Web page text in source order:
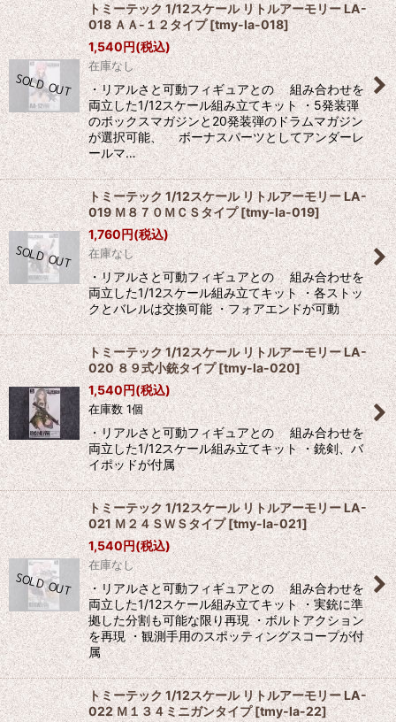
トミーテック 1/12スケール リトルアーモリー LA-
018 ＡＡ-１２タイプ [tmy-la-018]
1,540円(税込)
在庫なし
・リアルさと可動フィギュアとの 組み合わせを
両立した1/12スケール組み立てキット ・5発装弾
のボックスマガジンと20発装弾のドラムマガジン
が選択可能、 ボーナスパーツとしてアンダーレ
ールマ…
トミーテック 1/12スケール リトルアーモリー LA-
019 Ｍ８７０ＭＣＳタイプ[tmy-la-019]
1,760円(税込)
在庫なし
・リアルさと可動フィギュアとの 組み合わせを
両立した1/12スケール組み立てキット ・各ストッ
クとバレルは交換可能 ・フォアエンドが可動
トミーテック 1/12スケール リトルアーモリー LA-
020 ８９式小銃タイプ[tmy-la-020]
1,540円(税込)
在庫数 1個
・リアルさと可動フィギュアとの 組み合わせを
両立した1/12スケール組み立てキット ・銃剣、バ
イポッドが付属
トミーテック 1/12スケール リトルアーモリー LA-
021 Ｍ２４ＳＷＳタイプ[tmy-la-021]
1,540円(税込)
在庫なし
・リアルさと可動フィギュアとの 組み合わせを
両立した1/12スケール組み立てキット ・実銃に準
拠した分割も可能な限り再現 ・ボルトアクション
を再現 ・観測手用のスポッティングスコープが付
属
トミーテック 1/12スケール リトルアーモリー LA-
022 Ｍ１３４ミニガンタイプ[tmy-la-22]